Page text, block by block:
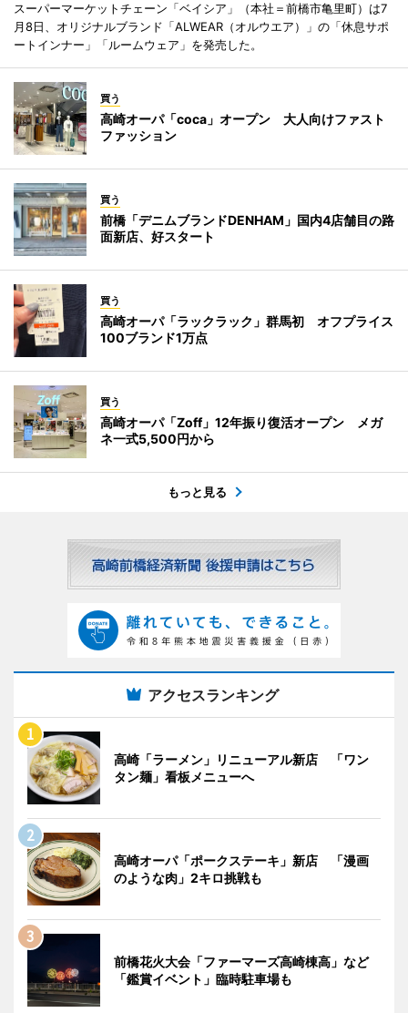
スーパーマーケットチェーン「ベイシア」（本社＝前橋市亀里町）は7
月8日、オリジナルブランド「ALWEAR（オルウエア）」の「休息サポ
ートインナー」「ルームウェア」を発売した。
買う
高崎オーパ「coca」オープン 大人向けファスト
ファッション
買う
前橋「デニムブランドDENHAM」国内4店舗目の路
面新店、好スタート
買う
高崎オーパ「ラックラック」群馬初 オフプライス
100ブランド1万点
買う
高崎オーパ「Zoff」12年振り復活オープン メガ
ネ一式5,500円から
もっと見る
アクセスランキング
高崎「ラーメン」リニューアル新店 「ワン
タン麺」看板メニューへ
高崎オーパ「ポークステーキ」新店 「漫画
のような肉」2キロ挑戦も
前橋花火大会「ファーマーズ高崎棟高」など
「鑑賞イベント」臨時駐車場も